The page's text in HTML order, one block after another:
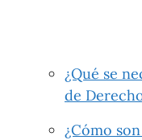
¿Qué se
de
¿Cómo